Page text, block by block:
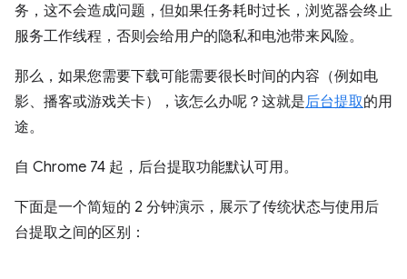
务，这不会造成问题，但如果任务耗时过长，浏览器会终止
服务工作线程，否则会给用户的隐私和电池带来风险。
那么，如果您需要下载可能需要很长时间的内容（例如电
影、播客或游戏关卡），该怎么办呢？这就是后台提取的用
途。
自 Chrome 74 起，后台提取功能默认可用。
下面是一个简短的 2 分钟演示，展示了传统状态与使用后
台提取之间的区别：